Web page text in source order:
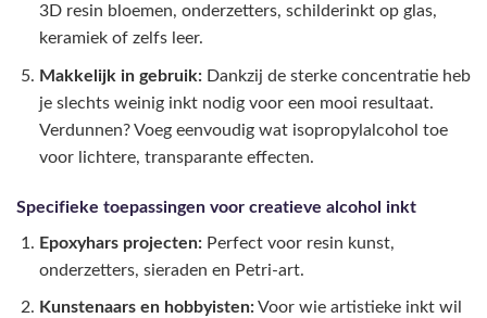
3D resin bloemen, onderzetters, schilderinkt op glas,
keramiek of zelfs leer.
Makkelijk in gebruik:Dankzij de sterke concentratie heb
je slechts weinig inkt nodig voor een mooi resultaat.
Verdunnen? Voeg eenvoudig wat isopropylalcohol toe
voor lichtere, transparante effecten.
Specifieke toepassingen voor creatieve alcohol inkt
Epoxyhars projecten:Perfect voor resin kunst,
onderzetters, sieraden en Petri-art.
Kunstenaars en hobbyisten:Voor wie artistieke inkt wil